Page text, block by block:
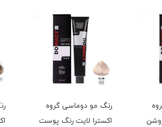
رنگ مو دوماسی گروه
اکسترا لایت رنگ پوست